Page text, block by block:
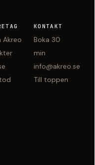
Akreo
KONTAKT
Boka 30
min
info@akreo.se
Till toppen